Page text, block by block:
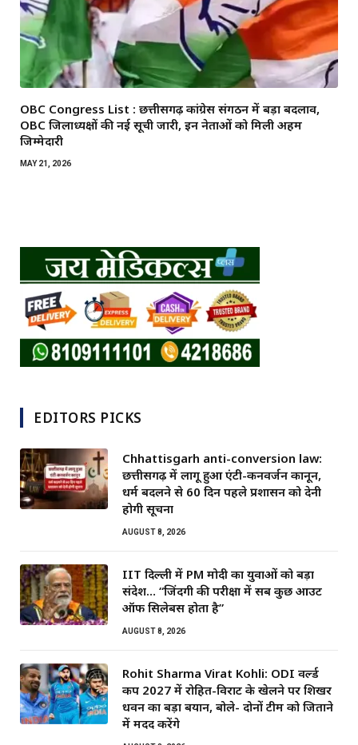
OBC Congress List : छत्तीसगढ़ कांग्रेस संगठन में बड़ा बदलाव,
OBC जिलाध्यक्षों की नई सूची जारी, इन नेताओं को मिली अहम
जिम्मेदारी
MAY 21, 2026
EDITORS PICKS
Chhattisgarh anti-conversion law:
छत्तीसगढ़ में लागू हुआ एंटी-कनवर्जन कानून,
धर्म बदलने से 60 दिन पहले प्रशासन को देनी
होगी सूचना
AUGUST 8, 2026
IIT दिल्ली में PM मोदी का युवाओं को बड़ा
संदेश… “जिंदगी की परीक्षा में सब कुछ आउट
ऑफ सिलेबस होता है”
AUGUST 8, 2026
Rohit Sharma Virat Kohli: ODI वर्ल्ड
कप 2027 में रोहित-विराट के खेलने पर शिखर
धवन का बड़ा बयान, बोले- दोनों टीम को जिताने
में मदद करेंगे